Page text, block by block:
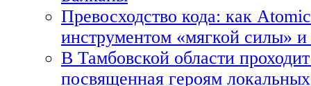
Превосходство кода: как
инструментом «мягкой силы» и
В Тамбовской области
посвященная героям